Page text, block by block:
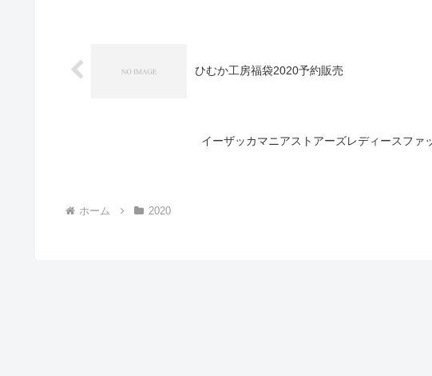
ひむか工房福袋2020予約販売
イーザッカマニアストアーズレディースファ
ホーム 2020